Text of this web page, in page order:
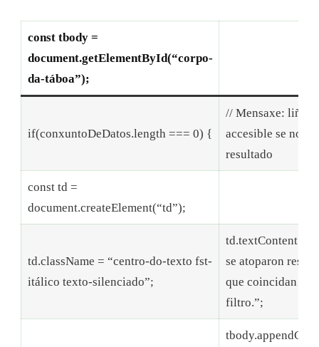
const tbody =
document.getElementById(“corpo-
da-táboa”);
if(conxuntoDeDatos.length === 0) {
// Mensaxe: liña
accesible se non
resultado
const td =
document.createElement(“td”);
td.className = “centro-do-texto fst-
itálico texto-silenciado”;
td.textContent =
se atoparon
que coincidan co
filtro.”;